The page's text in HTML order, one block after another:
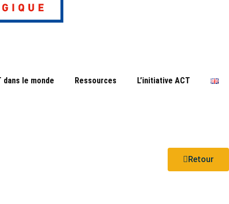
dans le monde Ressources L’initiative ACT
Retour